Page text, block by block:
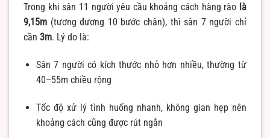
Trong khi sân 11 người yêu cầu khoảng cách hàng rào là
9,15m (tương đương 10 bước chân), thì sân 7 người chỉ
cần 3m. Lý do là:
Sân 7 người có kích thước nhỏ hơn nhiều, thường từ
40–55m chiều rộng
Tốc độ xử lý tình huống nhanh, không gian hẹp nên
khoảng cách cũng được rút ngắn